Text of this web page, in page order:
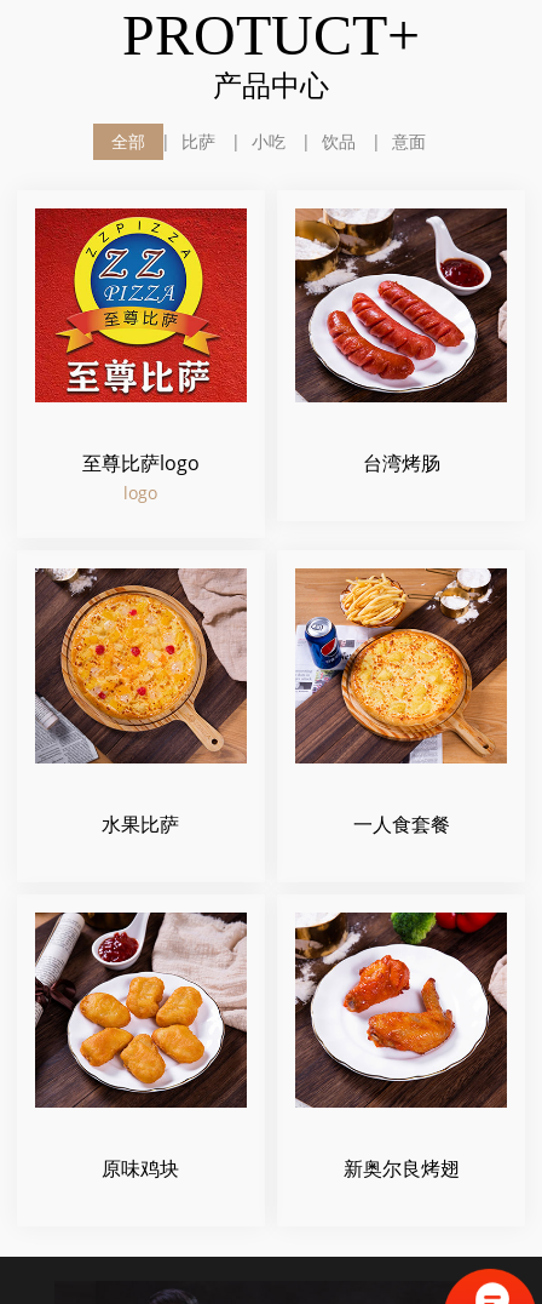
PROTUCT+
产品中心
全部 比萨 小吃 饮品 意面
至尊比萨logo
logo
台湾烤肠
水果比萨 一人食套餐
原味鸡块 新奥尔良烤翅